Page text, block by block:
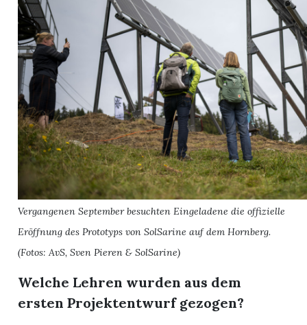
Vergangenen September besuchten Eingeladene die offizielle
Eröffnung des Prototyps von SolSarine auf dem Hornberg.
(Fotos: AvS, Sven Pieren & SolSarine)
Welche Lehren wurden aus dem
ersten Projektentwurf gezogen?